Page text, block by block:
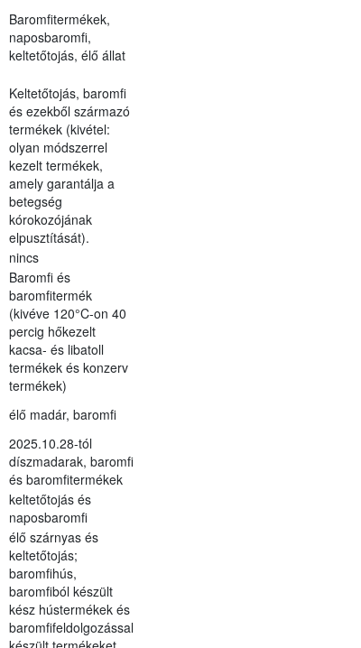
Baromfitermékek,
naposbaromfi,
keltetőtojás, élő állat
Keltetőtojás, baromfi
és ezekből származó
termékek (kivétel:
olyan módszerrel
kezelt termékek,
amely garantálja a
betegség
kórokozójának
elpusztítását).
nincs
Baromfi és
baromfitermék
(kivéve 120°C-on 40
percig hőkezelt
kacsa- és libatoll
termékek és konzerv
termékek)
élő madár, baromfi
2025.10.28-tól
díszmadarak, baromfi
és baromfitermékek
keltetőtojás és
naposbaromfi
élő szárnyas és
keltetőtojás;
baromfihús,
baromfiból készült
kész hústermékek és
baromfifeldolgozással